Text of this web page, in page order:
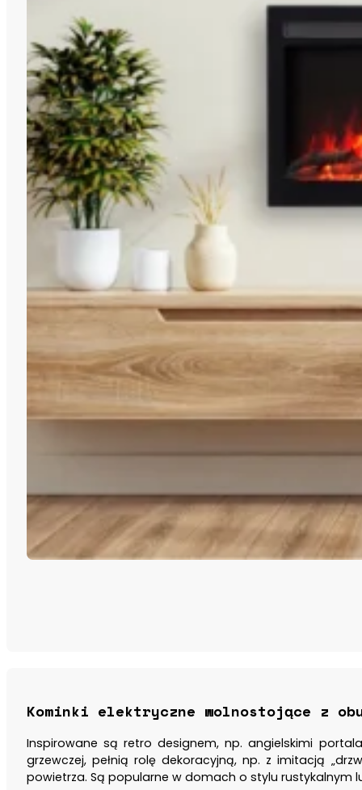
Kominki elektryczne wolnostojące z
Inspirowane są retro designem, np. angielskimi
grzewczej, pełnią rolę dekoracyjną, np. z imitacją
powietrza. Są popularne w domach o stylu rustykalnym